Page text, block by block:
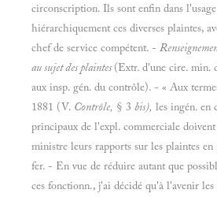
circonscription. Ils sont enfin dans
hiérarchiquement ces diverses plaintes,
chef de service compétent. -
au sujet des plaintes (Extr. d'une cire. min.
aux insp. gén. du contrôle). - « Aux
1881 (V. Contrôle, § 3 bis), les ingén. en
principaux de l'expl. commerciale doivent
ministre leurs rapports sur les plaintes
fer. - En vue de réduire autant que
ces fonctionn., j'ai décidé qu'à l'avenir les